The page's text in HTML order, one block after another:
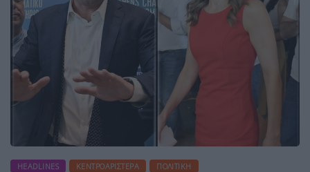
HEADLINES ΚΕΝΤΡΟΑΡΙΣΤΕΡΆ ΠΟΛΙΤΙΚΉ